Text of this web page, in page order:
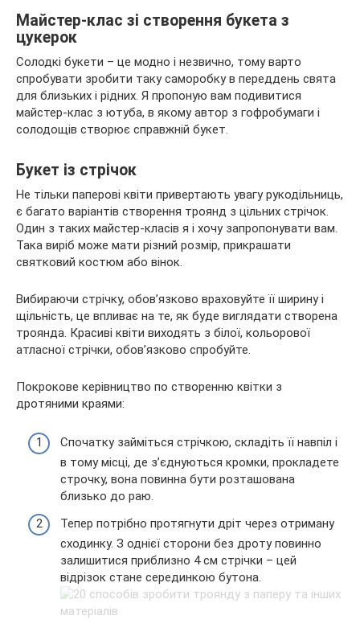
Майстер-клас зі створення букета з
цукерок
Солодкі букети – це модно і незвично, тому варто
спробувати зробити таку саморобку в переддень свята
для близьких і рідних. Я пропоную вам подивитися
майстер-клас з ютуба, в якому автор з гофробумаги і
солодощів створює справжній букет.
Букет із стрічок
Не тільки паперові квіти привертають увагу рукодільниць,
є багато варіантів створення троянд з цільних стрічок.
Один з таких майстер-класів я і хочу запропонувати вам.
Така виріб може мати різний розмір, прикрашати
святковий костюм або вінок.
Вибираючи стрічку, обов’язково враховуйте її ширину і
щільність, це впливає на те, як буде виглядати створена
троянда. Красиві квіти виходять з білої, кольорової
атласної стрічки, обов’язково спробуйте.
Покрокове керівництво по створенню квітки з
дротяними краями:
Спочатку займіться стрічкою, складіть її навпіл і
в тому місці, де з’єднуються кромки, прокладете
строчку, вона повинна бути розташована
близько до раю.
Тепер потрібно протягнути дріт через отриману
сходинку. З однієї сторони без дроту повинно
залишитися приблизно 4 см стрічки – цей
відрізок стане серединкою бутона.